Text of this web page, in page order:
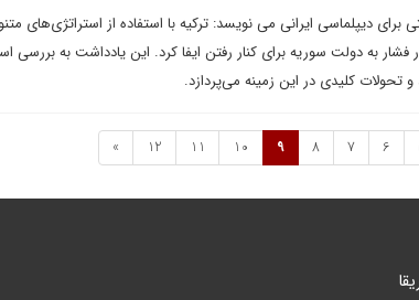
برای دیپلماسی ایرانی می نویسد: ترکیه با استفاده از استراتژی‌های
به دولت سوریه برای کنار رفتن ایفا کرد. این یادداشت به بررسی
کلیدی در این زمینه می‌پردازد.
6
7
8
9
10
11
12
»